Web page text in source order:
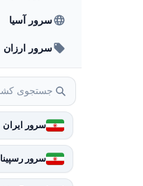
سرور آسیا
سرور ارزان
سرور ایران
سرور رسپینا